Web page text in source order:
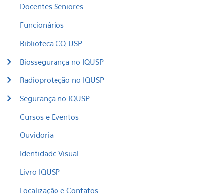
Docentes Seniores
Funcionários
Biblioteca CQ-USP
Biossegurança no IQUSP
Radioproteção no IQUSP
Segurança no IQUSP
Cursos e Eventos
Ouvidoria
Identidade Visual
Livro IQUSP
Localização e Contatos